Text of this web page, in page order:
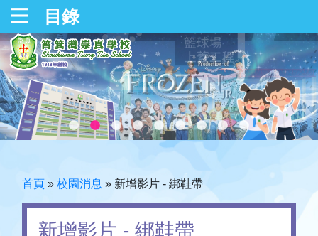
目錄
首頁 » 校園消息 » 新增影片 - 綁鞋帶
新增影片 - 綁鞋帶